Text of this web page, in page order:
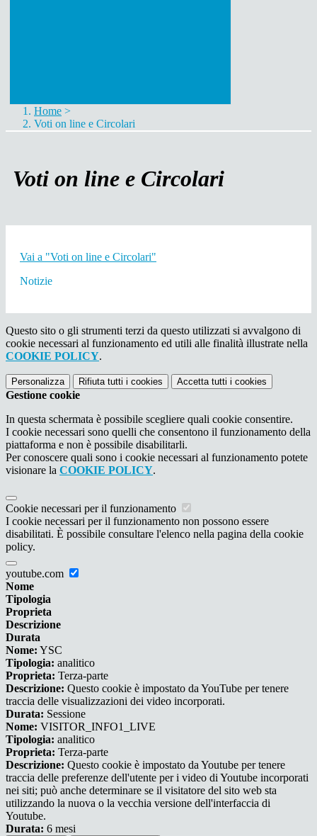
Home >
Voti on line e Circolari
Voti on line e Circolari
Vai a "Voti on line e Circolari"
Notizie
Questo sito o gli strumenti terzi da questo utilizzati si avvalgono di
cookie necessari al funzionamento ed utili alle finalità illustrate nella
COOKIE POLICY.
Personalizza Rifiuta tutti i cookies Accetta tutti i cookies
Gestione cookie
In questa schermata è possibile scegliere quali cookie consentire.
I cookie necessari sono quelli che consentono il funzionamento della
piattaforma e non è possibile disabilitarli.
Per conoscere quali sono i cookie necessari al funzionamento potete
visionare la COOKIE POLICY.
Cookie necessari per il funzionamento
I cookie necessari per il funzionamento non possono essere
disabilitati. È possibile consultare l'elenco nella pagina della cookie
policy.
youtube.com
Nome
Tipologia
Proprieta
Descrizione
Durata
Nome: YSC
Tipologia: analitico
Proprieta: Terza-parte
Descrizione: Questo cookie è impostato da YouTube per tenere
traccia delle visualizzazioni dei video incorporati.
Durata: Sessione
Nome: VISITOR_INFO1_LIVE
Tipologia: analitico
Proprieta: Terza-parte
Descrizione: Questo cookie è impostato da Youtube per tenere
traccia delle preferenze dell'utente per i video di Youtube incorporati
nei siti; può anche determinare se il visitatore del sito web sta
utilizzando la nuova o la vecchia versione dell'interfaccia di
Youtube.
Durata: 6 mesi